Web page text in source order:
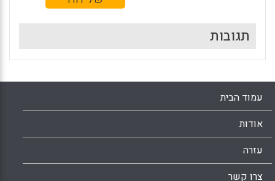
תגובות
עמוד הבית
אודות
עזרה
צרו קשר